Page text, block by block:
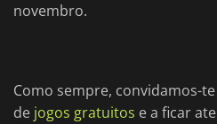
novembro.
Como sempre, convidamos-
de jogos gratuitos e a ficar